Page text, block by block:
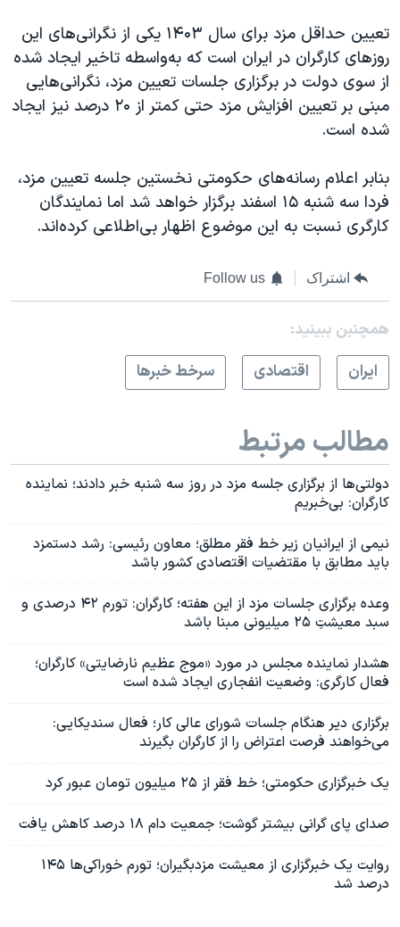
تعیین حداقل مزد برای سال ۱۴۰۳ یکی از نگرانی‌های این
روزهای کارگران در ایران است که به‌واسطه تاخیر ایجاد شده
از سوی دولت در برگزاری جلسات تعیین مزد، نگرانی‌هایی
مبنی بر تعیین افزایش مزد حتی کمتر از ۲۰ درصد نیز ایجاد
شده است.
بنابر اعلام رسانه‌های حکومتی نخستین جلسه تعیین مزد،
فردا سه شنبه ۱۵ اسفند برگزار خواهد شد اما نمایندگان
کارگری نسبت به این موضوع اظهار بی‌اطلاعی کرده‌اند.
اشتراک Follow us
همچنبن ببینید:
ايران
اقتصادی سرخط خبرها
مطالب مرتبط
دولتی‌ها از برگزاری جلسه مزد در روز سه شنبه خبر دادند؛ نماینده
کارگران: بی‌خبریم
نیمی از ایرانیان زیر خط فقر مطلق؛ معاون رئیسی: رشد دستمزد
باید مطابق با مقتضیات اقتصادی کشور باشد
وعده برگزاری جلسات مزد از این هفته؛ کارگران: تورم ۴۲ درصدی و
سبد معیشتِ ۲۵ میلیونی مبنا باشد
هشدار نماینده مجلس در مورد «موج عظیم نارضایتی» کارگران؛
فعال کارگری: وضعیت انفجاری ایجاد شده است
برگزاری دیر هنگام جلسات شورای عالی کار؛ فعال سندیکایی:‌
می‌خواهند فرصت اعتراض را از کارگران بگیرند
یک خبرگزاری حکومتی؛ خط فقر از ۲۵ میلیون تومان عبور کرد
صدای پای گرانی بیشتر گوشت؛ جمعیت دام ۱۸ درصد کاهش یافت
روایت یک خبرگزاری از معیشت مزدبگیران؛ تورم خوراکی‌‌ها ۱۴۵
درصد شد